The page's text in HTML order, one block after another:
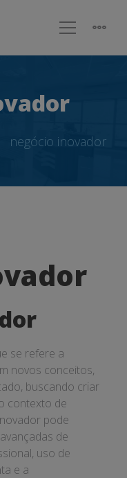
negócio inovador
se refere a
novos conceitos,
buscando criar
contexto de
pode
de
uso de
e a